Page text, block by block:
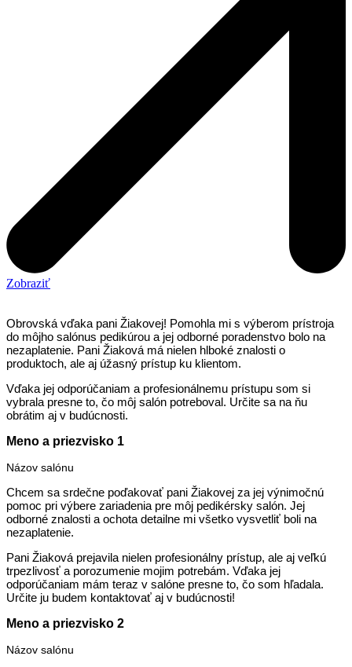
Zobraziť
Obrovská vďaka pani Žiakovej! Pomohla mi s výberom prístroja
do môjho salónus pedikúrou a jej odborné poradenstvo bolo na
nezaplatenie. Pani Žiaková má nielen hlboké znalosti o
produktoch, ale aj úžasný prístup ku klientom.
Vďaka jej odporúčaniam a profesionálnemu prístupu som si
vybrala presne to, čo môj salón potreboval. Určite sa na ňu
obrátim aj v budúcnosti.
Meno a priezvisko 1
Názov salónu
Chcem sa srdečne poďakovať pani Žiakovej za jej výnimočnú
pomoc pri výbere zariadenia pre môj pedikérsky salón. Jej
odborné znalosti a ochota detailne mi všetko vysvetliť boli na
nezaplatenie.
Pani Žiaková prejavila nielen profesionálny prístup, ale aj veľkú
trpezlivosť a porozumenie mojim potrebám. Vďaka jej
odporúčaniam mám teraz v salóne presne to, čo som hľadala.
Určite ju budem kontaktovať aj v budúcnosti!
Meno a priezvisko 2
Názov salónu